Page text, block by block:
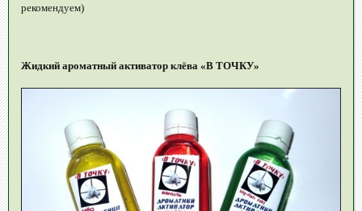
рекомендуем)
Жидкий ароматный активатор клёва «В ТОЧКУ»